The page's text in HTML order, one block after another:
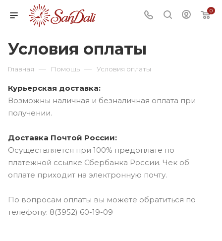
0
Условия оплаты
Главная — Помощь — Условия оплаты
Курьерская доставка:
Возможны наличная и безналичная оплата при
получении.
Доставка Почтой России:
Осуществляется при 100% предоплате по
платежной ссылке Сбербанка России. Чек об
оплате приходит на электронную почту.
По вопросам оплаты вы можете обратиться по
телефону: 8(3952) 60-19-09